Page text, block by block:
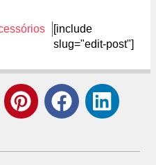
[include
slug="edit-post"]